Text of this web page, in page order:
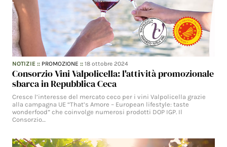
NOTIZIE :: PROMOZIONE ::18 ottobre 2024
Consorzio Vini Valpolicella: l'attività promozionale
sbarca in Repubblica Ceca
Cresce l’interesse del mercato ceco per i vini Valpolicella grazie
alla campagna UE “That’s Amore – European lifestyle: taste
wonderfood” che coinvolge numerosi prodotti DOP IGP. Il
Consorzio…